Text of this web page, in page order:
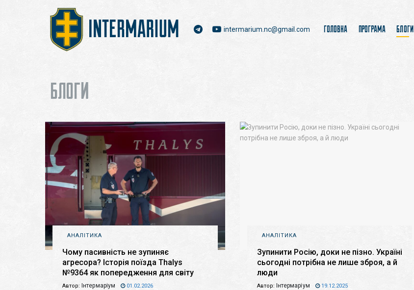
intermarium.nc@gmail.com ГОЛОВНА ПРОГРАМА БЛОГИ
БЛОГИ
АНАЛІТИКА
Чому пасивність не зупиняє
агресора? Історія поїзда Thalys
№9364 як попередження для світу
Автор: Інтермаріум 01.02.2026
АНАЛІТИКА
Зупинити Росію, доки не пізно. Україні
сьогодні потрібна не лише зброя, а й
люди
Автор: Інтермаріум 19.12.2025